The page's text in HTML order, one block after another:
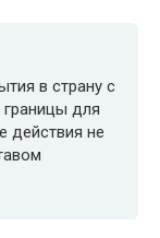
в страну с
границы для
действия не